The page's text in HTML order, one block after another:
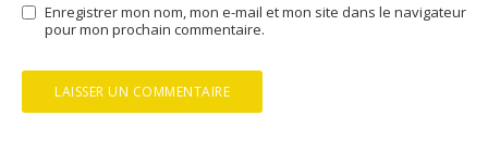
Enregistrer mon nom, mon e-mail et mon site dans le navigateur
pour mon prochain commentaire.